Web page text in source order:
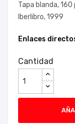
Tapa blanda,
Iberlibro, 1999
Enlaces
Cantidad